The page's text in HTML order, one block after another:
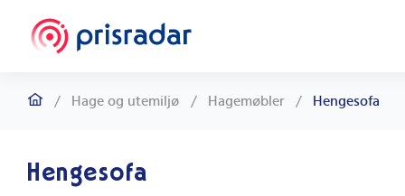
/ Hage og utemiljø / Hagemøbler / Hengesofa
Hengesofa